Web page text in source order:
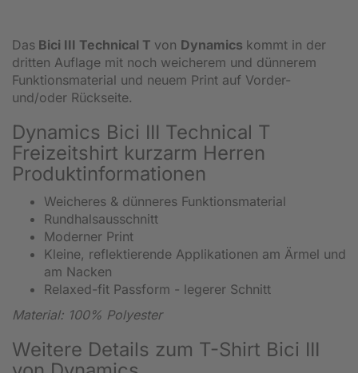
Das Bici III Technical T von Dynamics kommt in der
dritten Auflage mit noch weicherem und dünnerem
Funktionsmaterial und neuem Print auf Vorder-
und/oder Rückseite.
Dynamics Bici III Technical T
Freizeitshirt kurzarm Herren
Produktinformationen
Weicheres & dünneres Funktionsmaterial
Rundhalsausschnitt
Moderner Print
Kleine, reflektierende Applikationen am Ärmel und
am Nacken
Relaxed-fit Passform - legerer Schnitt
Material: 100% Polyester
Weitere Details zum T-Shirt Bici III